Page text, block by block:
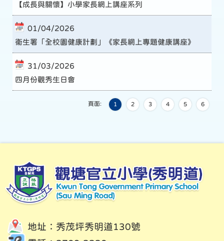
【成長與關懷】小學家長網上講座系列
01/04/2026
衞生署「全校園健康計劃」《家長網上專題健康講座》
31/03/2026
四月份觀秀生日會
頁面: 1 2 3 4 5 6
地址：秀茂坪秀明道130號